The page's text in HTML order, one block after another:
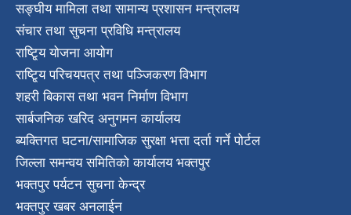
सङ्घीय मामिला तथा सामान्य प्रशासन मन्त्रालय
संचार तथा सुचना प्रविधि मन्त्रालय
राष्टि्ृय योजना आयोग
राष्टि्ृय परिचयपत्र तथा पञ्जिकरण विभाग
शहरी बिकास तथा भवन निर्माण विभाग
सार्बजनिक खरिद अनुगमन कार्यालय
ब्यक्तिगत घटना/सामाजिक सुरक्षा भत्ता दर्ता गर्ने पोर्टल
जिल्ला समन्वय समितिको कार्यालय भक्तपुर
भक्तपुर पर्यटन सुचना केन्द्र
भक्तपुर खबर अनलाईन